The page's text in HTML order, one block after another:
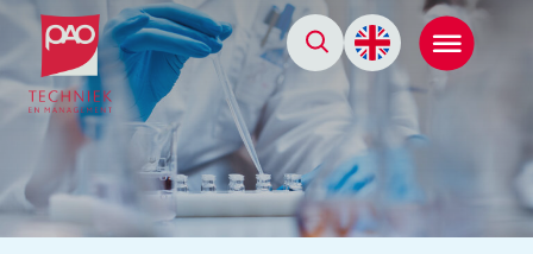
Postacademische cursussen, leergangen en opleidingen